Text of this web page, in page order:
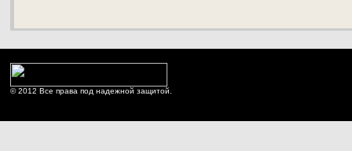
© 2012 Все права под надежной защитой.